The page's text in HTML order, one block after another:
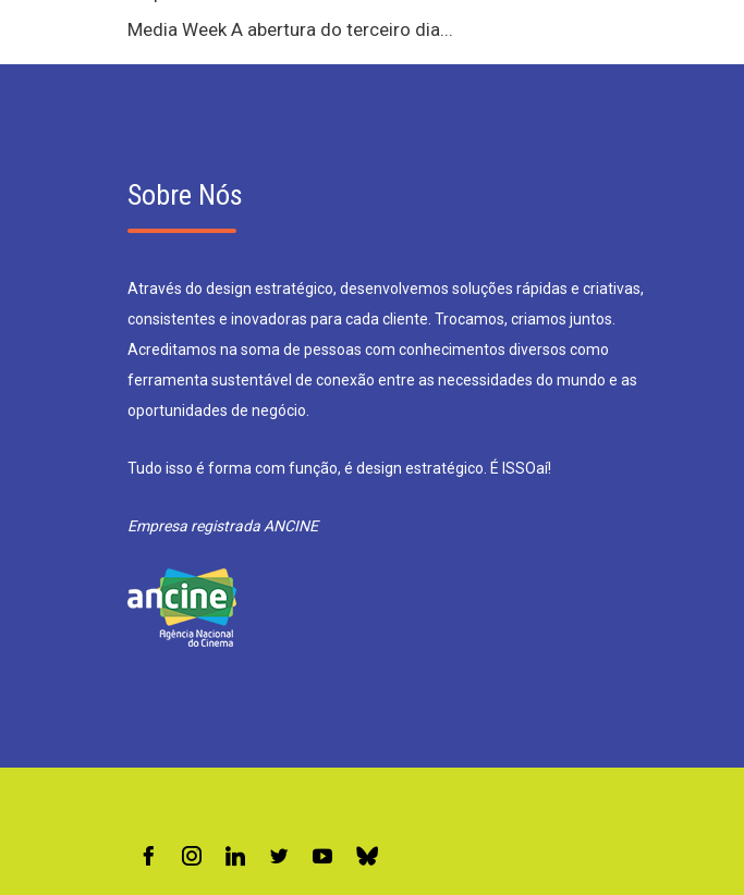
Media Week A abertura do terceiro dia...
Sobre Nós
Através do design estratégico, desenvolvemos soluções rápidas e criativas,
consistentes e inovadoras para cada cliente. Trocamos, criamos juntos.
Acreditamos na soma de pessoas com conhecimentos diversos como
ferramenta sustentável de conexão entre as necessidades do mundo e as
oportunidades de negócio.
Tudo isso é forma com função, é design estratégico. É ISSOaí!
Empresa registrada ANCINE